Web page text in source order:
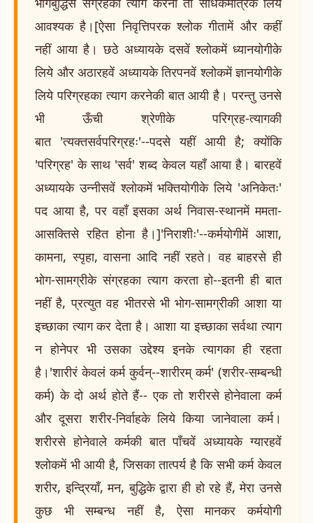
आवश्यक है।[ऐसा निवृत्तिपरक श्लोक गीतामें और कहीं
नहीं आया है। छठे अध्यायके दसवें श्लोकमें ध्यानयोगीके
लिये और अठारहवें अध्यायके तिरपनवें श्लोकमें ज्ञानयोगीके
लिये परिग्रहका त्याग करनेकी बात आयी है। परन्तु उनसे
भी ऊँची श्रेणीके परिग्रह-त्यागकी
बात 'त्यक्तसर्वपरिग्रहः'--पदसे यहीं आयी है; क्योंकि
'परिग्रह' के साथ 'सर्व' शब्द केवल यहाँ आया है। बारहवें
अध्यायके उन्नीसवें श्लोकमें भक्तियोगीके लिये 'अनिकेतः'
पद आया है, पर वहाँ इसका अर्थ निवास-स्थानमें ममता-
आसक्तिसे रहित होना है।]'निराशीः'--कर्मयोगीमें आशा,
कामना, स्पृहा, वासना आदि नहीं रहते। वह बाहरसे ही
भोग-सामग्रीके संग्रहका त्याग करता हो--इतनी ही बात
नहीं है, प्रत्युत वह भीतरसे भी भोग-सामग्रीकी आशा या
इच्छाका त्याग कर देता है। आशा या इच्छाका सर्वथा त्याग
न होनेपर भी उसका उद्देश्य इनके त्यागका ही रहता
है।'शारीरं केवलं कर्म कुर्वन्--शारीरम् कर्म' (शरीर-सम्बन्धी
कर्म) के दो अर्थ होते हैं-- एक तो शरीरसे होनेवाला कर्म
और दूसरा शरीर-निर्वाहके लिये किया जानेवाला कर्म।
शरीरसे होनेवाले कर्मकी बात पाँचवें अध्यायके ग्यारहवें
श्लोकमें भी आयी है, जिसका तात्पर्य है कि सभी कर्म केवल
शरीर, इन्द्रियाँ, मन, बुद्धिके द्वारा ही हो रहे हैं, मेरा उनसे
कुछ भी सम्बन्ध नहीं है, ऐसा मानकर कर्मयोगी